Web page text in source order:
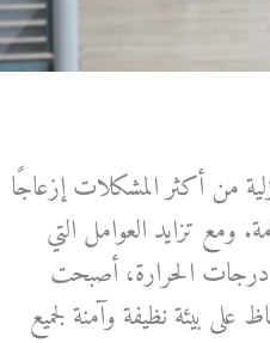
من أكثر المشكلات إزعاجًا
ومع تزايد العوامل التي
درجات الحرارة، أصبحت
بيئة نظيفة وآمنة لجميع